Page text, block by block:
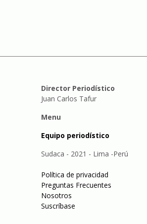
Director Periodístico
Juan Carlos Tafur
Menu
Equipo periodístico
Sudaca - 2021 - Lima -Perú
Política de privacidad
Preguntas Frecuentes
Nosotros
Suscríbase